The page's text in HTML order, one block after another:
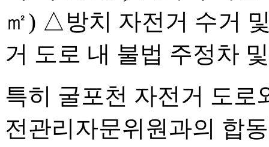
㎡) △방치 자전거 수거
거 도로 내 불법 주정차
특히 굴포천 자전거 도로
전관리자문위원과의 합